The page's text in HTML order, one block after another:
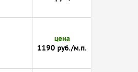
цена
1190 руб./м.п.